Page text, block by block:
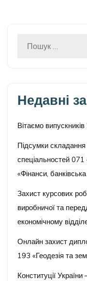
Пошук:
Недавні
Вітаємо
Підсумки складання
спеціальностей 071
«Фінанси,
Захист курсових
виробничої та
економічному
Онлайн захист
193 «Геодезія та
Конституції України